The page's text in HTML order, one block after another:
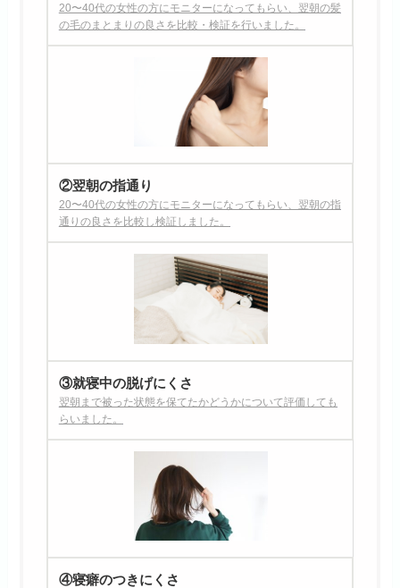
20〜40代の女性の方にモニターになってもらい、翌朝の髪
の毛のまとまりの良さを比較・検証を行いました。
②翌朝の指通り
20〜40代の女性の方にモニターになってもらい、翌朝の指
通りの良さを比較し検証しました。
③就寝中の脱げにくさ
翌朝まで被った状態を保てたかどうかについて評価しても
らいました。
④寝癖のつきにくさ